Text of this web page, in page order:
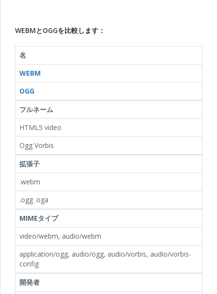
WEBMとOGGを比較します：
名
WEBM
OGG
フルネーム
HTML5 video
Ogg Vorbis
拡張子
.webm
.ogg .oga
MIMEタイプ
video/webm, audio/webm
application/ogg, audio/ogg, audio/vorbis, audio/vorbis-
config
開発者